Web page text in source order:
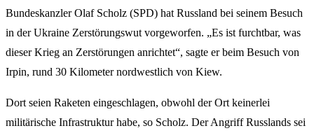
Bundeskanzler Olaf Scholz (SPD) hat Russland bei seinem Besuch
in der Ukraine Zerstörungswut vorgeworfen. „Es ist furchtbar, was
dieser Krieg an Zerstörungen anrichtet“, sagte er beim Besuch von
Irpin, rund 30 Kilometer nordwestlich von Kiew.
Dort seien Raketen eingeschlagen, obwohl der Ort keinerlei
militärische Infrastruktur habe, so Scholz. Der Angriff Russlands sei